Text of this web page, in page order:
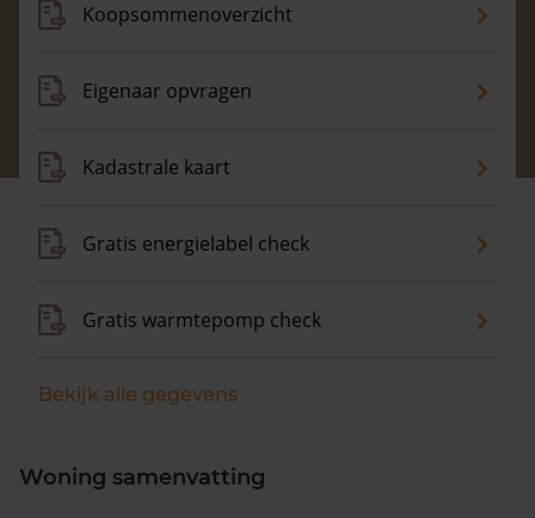
Koopsommenoverzicht
Eigenaar opvragen
Kadastrale kaart
Gratis energielabel check
Gratis warmtepomp check
Bekijk alle gegevens
Woning samenvatting